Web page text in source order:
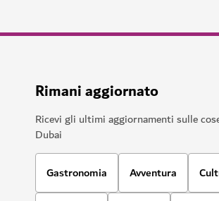
Rimani aggiornato
Ricevi gli ultimi aggiornamenti sulle
Dubai
Gastronomia Avventura